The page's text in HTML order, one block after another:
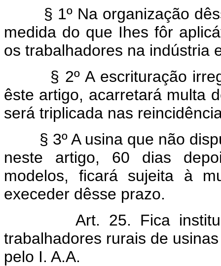
§ 1º Na organização
medida do que Ihes fôr
os trabalhadores na indústria
§ 2º A escrituração
êste artigo, acarretará multa
será triplicada nas
§ 3º A usina que não
neste artigo, 60 dias
modelos, ficará sujeita à
execeder dêsse prazo.
Art. 25. Fica
trabalhadores rurais de
pelo I. A.A.